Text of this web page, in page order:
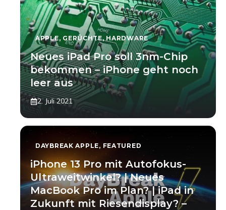
APPLE, GERÜCHTE, HARDWARE
Neues iPad Pro soll 3nm-Chip
bekommen – iPhone geht noch
leer aus
2. Juli 2021
DAYBREAK APPLE, FEATURED
iPhone 13 Pro mit Autofokus-
Ultraweitwinkel? | Neues
MacBook Pro im Plan? | iPad in
Zukunft mit Riesendisplay? –